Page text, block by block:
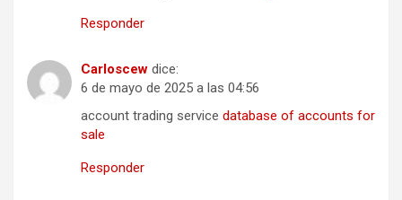
Responder
Carloscew dice:
6 de mayo de 2025 a las 04:56
account trading service database of accounts for
sale
Responder